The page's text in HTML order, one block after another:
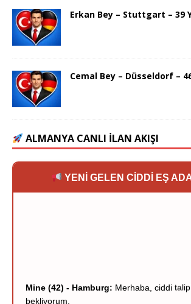
Erkan Bey – Stuttgart – 39
Cemal Bey – Düsseldorf –
ALMANYA CANLI İLAN AKIŞI
YENİ GELEN CİDDİ EŞ
Murat (38) - Berlin:Dürüstlük ve sadakat